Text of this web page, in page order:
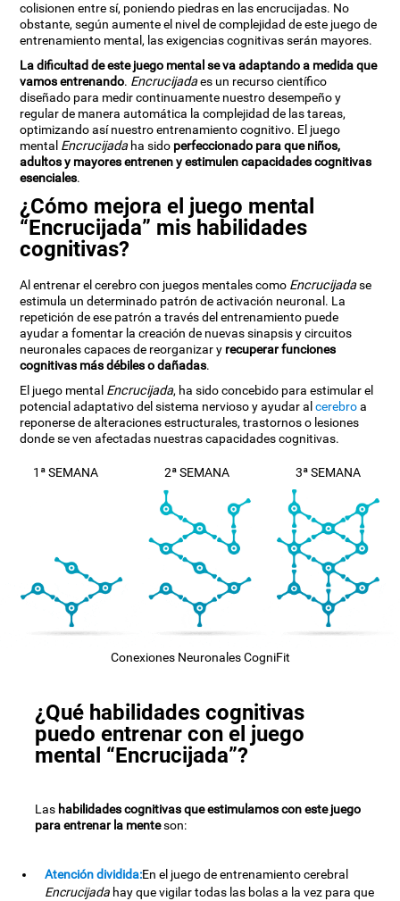
colisionen entre sí, poniendo piedras en las encrucijadas. No
obstante, según aumente el nivel de complejidad de este juego de
entrenamiento mental, las exigencias cognitivas serán mayores.
La dificultad de este juego mental se va adaptando a medida que
vamos entrenando. Encrucijadaes un recurso científico
diseñado para medir continuamente nuestro desempeño y
regular de manera automática la complejidad de las tareas,
optimizando así nuestro entrenamiento cognitivo. El juego
mental Encrucijadaha sido perfeccionado para que niños,
adultos y mayores entrenen y estimulen capacidades cognitivas
esenciales.
¿Cómo mejora el juego mental
“Encrucijada” mis habilidades
cognitivas?
Al entrenar el cerebro con juegos mentales como Encrucijadase
estimula un determinado patrón de activación neuronal. La
repetición de ese patrón a través del entrenamiento puede
ayudar a fomentar la creación de nuevas sinapsis y circuitos
neuronales capaces de reorganizar y recuperar funciones
cognitivas más débiles o dañadas.
El juego mental Encrucijada, ha sido concebido para estimular el
potencial adaptativo del sistema nervioso y ayudar alcerebroa
reponerse de alteraciones estructurales, trastornos o lesiones
donde se ven afectadas nuestras capacidades cognitivas.
1ª SEMANA 2ª SEMANA 3ª SEMANA
Conexiones Neuronales CogniFit
¿Qué habilidades cognitivas
puedo entrenar con el juego
mental “Encrucijada”?
Las habilidades cognitivas que estimulamos con este juego
para entrenar la menteson:
Atención dividida:En el juego de entrenamiento cerebral
Encrucijada hay que vigilar todas las bolas a la vez para que